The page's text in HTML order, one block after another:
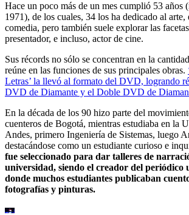
Hace un poco más de un mes cumplió 53 años
1971), de los cuales, 34 los ha dedicado al arte,
comedia, pero también suele explorar las
presentador, e incluso, actor de cine.
Sus récords no sólo se concentran en la
reúne en las funciones de sus principales obras.
Letras’ la llevó al formato del DVD, logrando
DVD de Diamante y el Doble DVD de
En la década de los 90 hizo parte del
cuenteros de Bogotá, mientras estudiaba en la
Andes, primero Ingeniería de Sistemas, luego
destacándose como un estudiante curioso e
fue seleccionado para dar talleres de
universidad, siendo el creador del periódico
donde muchos estudiantes publicaban
fotografías y pinturas.